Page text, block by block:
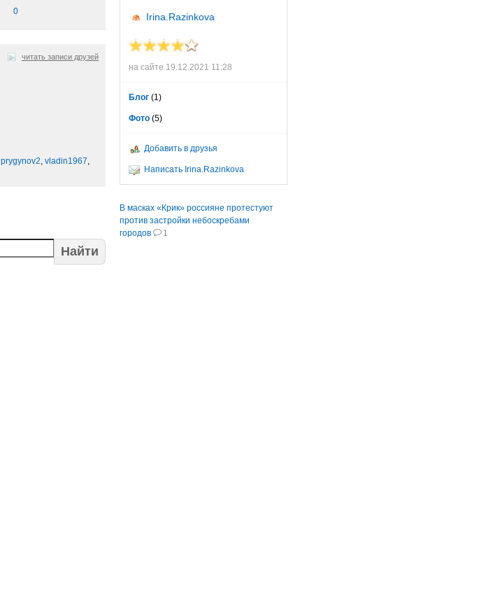
0
читать записи друзей
prygynov2, vladin1967,
Найти
Irina.Razinkova
на сайте 19.12.2021 11:28
Блог (1)
Фото (5)
Добавить в друзья
Написать Irina.Razinkova
В масках «Крик» россияне протестуют
против застройки небоскребами
городов
1